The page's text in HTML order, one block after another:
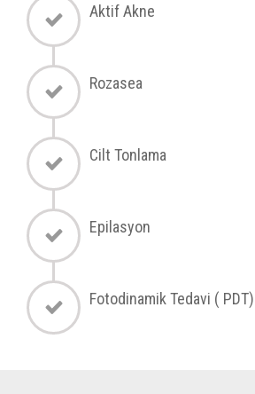
Aktif Akne
Rozasea
Cilt Tonlama
Epilasyon
Fotodinamik Tedavi ( PDT)